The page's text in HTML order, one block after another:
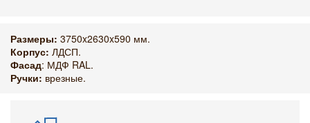
Размеры: 3750x2630x590 мм.
Корпус: ЛДСП.
Фасад: МДФ RAL.
Ручки: врезные.